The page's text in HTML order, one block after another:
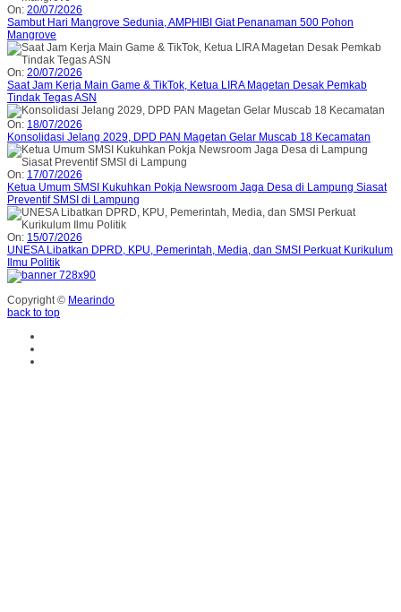
On: 20/07/2026
Sambut Hari Mangrove Sedunia, AMPHIBI Giat Penanaman 500 Pohon
Mangrove
On: 20/07/2026
Saat Jam Kerja Main Game & TikTok, Ketua LIRA Magetan Desak Pemkab
Tindak Tegas ASN
On: 18/07/2026
Konsolidasi Jelang 2029, DPD PAN Magetan Gelar Muscab 18 Kecamatan
On: 17/07/2026
Ketua Umum SMSI Kukuhkan Pokja Newsroom Jaga Desa di Lampung Siasat
Preventif SMSI di Lampung
On: 15/07/2026
UNESA Libatkan DPRD, KPU, Pemerintah, Media, dan SMSI Perkuat Kurikulum
Ilmu Politik
Copyright © Mearindo
back to top